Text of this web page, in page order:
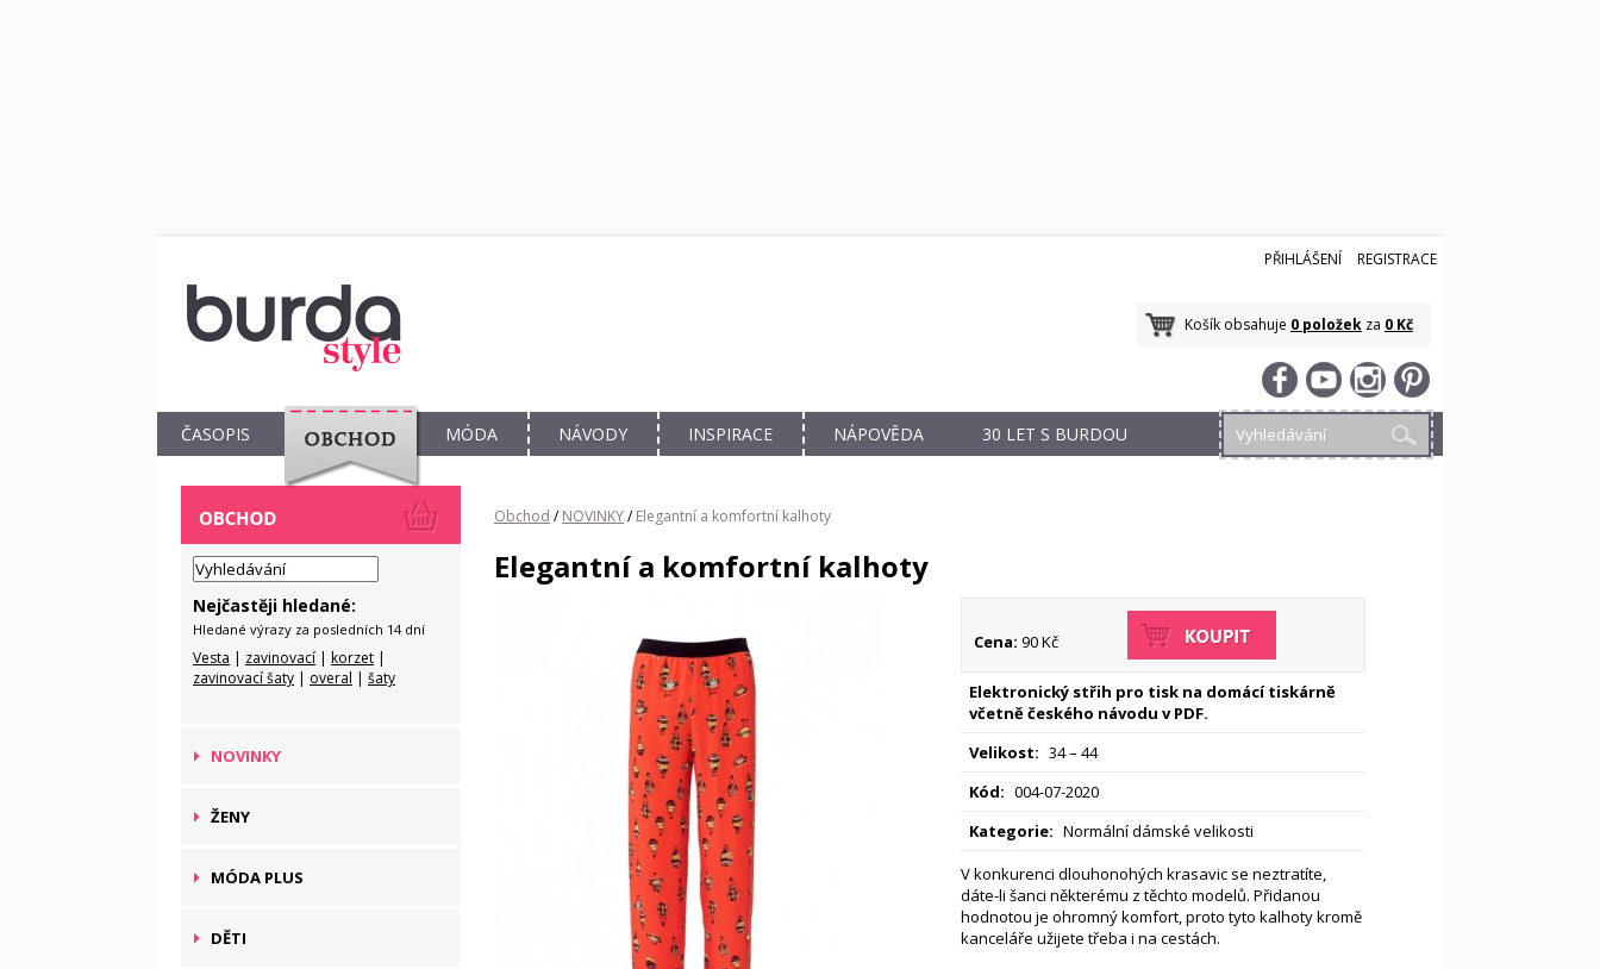
PŘIHLÁŠENÍ REGISTRACE
Košík obsahuje 0 položek za 0 Kč
ČASOPIS
OBCHOD
MÓDA NÁVODY INSPIRACE NÁPOVĚDA 30 LET S BURDOU
Nejčastěji hledané:
Hledané výrazy za posledních 14 dní
Vesta | zavinovací | korzet |
zavinovací šaty | overal | šaty
NOVINKY
ŽENY
MÓDA PLUS
DĚTI
Obchod / NOVINKY/ Elegantní a komfortní kalhoty
Elegantní a komfortní kalhoty
Cena: 90 Kč
Elektronický střih pro tisk na domácí tiskárně
včetně českého návodu v PDF.
Velikost: 34 – 44
Kód: 004-07-2020
Kategorie: Normální dámské velikosti
V konkurenci dlouhonohých krasavic se neztratíte,
dáte-li šanci některému z těchto modelů. Přidanou
hodnotou je ohromný komfort, proto tyto kalhoty kromě
kanceláře užijete třeba i na cestách.